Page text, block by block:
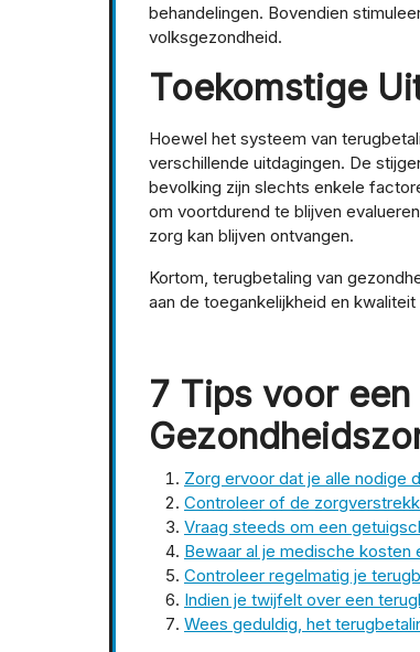
behandelingen. Bovendien
volksgezondheid.
Toekomstige
Hoewel het systeem van
verschillende uitdagingen. De
bevolking zijn slechts enkele
om voortdurend te blijven
zorg kan blijven ontvangen.
Kortom, terugbetaling van
aan de toegankelijkheid en
7 Tips voor
Zorg ervoor dat je alle nodige
Controleer of de
Vraag steeds om een
Bewaar al je medische kosten
Controleer regelmatig je
Indien je twijfelt over een
Wees geduldig, het